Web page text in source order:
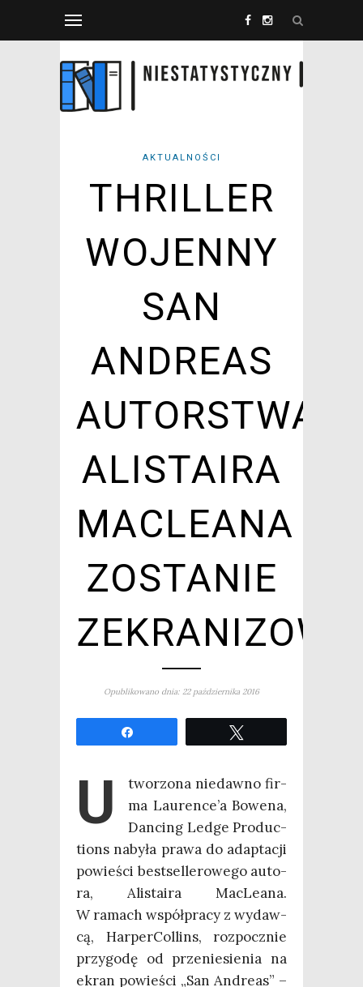
AKTUALNOŚCI
THRILLER
WOJENNY
SAN
ANDREAS
AUTORSTWA
ALISTAIRA
MACLEANA
ZOSTANIE
Opublikowano dnia: 22 października 2016
U
two­rzo­na nie­daw­no fir­
ma Laurence’a Bowe­na,
Dan­cing Led­ge Pro­duc­
tions naby­ła pra­wa do adap­ta­cji
powie­ści best­sel­le­ro­we­go auto­
ra, Ali­sta­ira Mac­Le­ana.
W ramach współ­pra­cy z wydaw­
cą, Har­per­Col­lins, roz­pocz­nie
przy­go­dę od prze­nie­sie­nia na
ekran powie­ści „San Andre­as” –